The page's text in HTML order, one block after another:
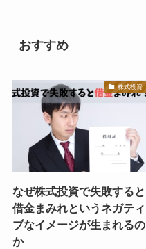
おすすめ
株式投資
なぜ株式投資で失敗すると
借金まみれというネガティ
ブなイメージが生まれるの
か